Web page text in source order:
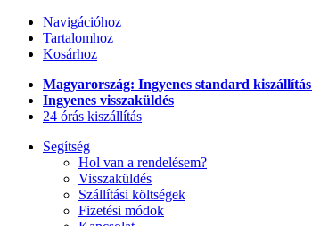
Navigációhoz
Tartalomhoz
Kosárhoz
Magyarország: Ingyenes standard kiszállítás
Ingyenes visszaküldés
24 órás kiszállítás
Segítség
Hol van a rendelésem?
Visszaküldés
Szállítási költségek
Fizetési módok